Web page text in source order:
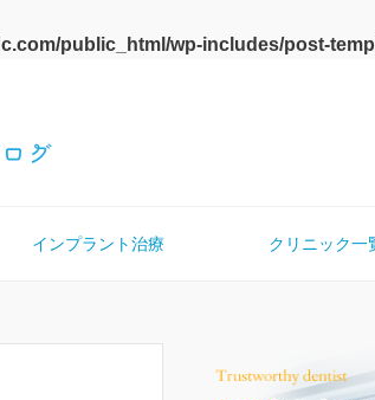
public_html/wp-includes/post-
インプラント治療 クリニック一